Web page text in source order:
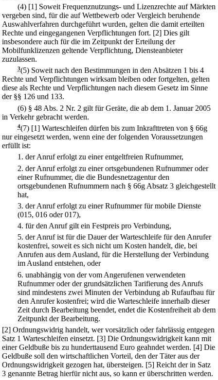
(4) [1] Soweit Frequenznutzungs- und Lizenzrechte auf Märkten
vergeben sind, für die auf Wettbewerb oder Vergleich beruhende
Auswahlverfahren durchgeführt wurden, gelten die damit erteilten
Rechte und eingegangenen Verpflichtungen fort. [2] Dies gilt
insbesondere auch für die im Zeitpunkt der Erteilung der
Mobilfunklizenzen geltende Verpflichtung, Diensteanbieter
zuzulassen.
3(5) Soweit nach den Bestimmungen in den Absätzen 1 bis 4
Rechte und Verpflichtungen wirksam bleiben oder fortgelten, gelten
diese als Rechte und Verpflichtungen nach diesem Gesetz im Sinne
der §§ 126 und 133.
(6) § 48 Abs. 2 Nr. 2 gilt für Geräte, die ab dem 1. Januar 2005
in Verkehr gebracht werden.
4(7) [1] Warteschleifen dürfen bis zum Inkrafttreten von § 66g
nur eingesetzt werden, wenn eine der folgenden Voraussetzungen
erfüllt ist:
1. der Anruf erfolgt zu einer entgeltfreien Rufnummer,
2. der Anruf erfolgt zu einer ortsgebundenen Rufnummer oder
einer Rufnummer, die die Bundesnetzagentur den
ortsgebundenen Rufnummern nach § 66g Absatz 3 gleichgestellt
hat,
3. der Anruf erfolgt zu einer Rufnummer für mobile Dienste
(015, 016 oder 017),
4. für den Anruf gilt ein Festpreis pro Verbindung,
5. der Anruf ist für die Dauer der Warteschleife für den Anrufer
kostenfrei, soweit es sich nicht um Kosten handelt, die, bei
Anrufen aus dem Ausland, für die Herstellung der Verbindung
im Ausland entstehen, oder
6. unabhängig von der vom Angerufenen verwendeten
Rufnummer oder der grundsätzlichen Tarifierung des Anrufs
sind mindestens zwei Minuten der Verbindung ab Rufaufbau für
den Anrufer kostenfrei; wird die Warteschleife innerhalb dieser
Zeit durch Bearbeitung beendet, endet die Kostenfreiheit ab dem
Zeitpunkt der Bearbeitung.
[2] Ordnungswidrig handelt, wer vorsätzlich oder fahrlässig entgegen
Satz 1 Warteschleifen einsetzt. [3] Die Ordnungswidrigkeit kann mit
einer Geldbuße bis zu hunderttausend Euro geahndet werden. [4] Die
Geldbuße soll den wirtschaftlichen Vorteil, den der Täter aus der
Ordnungswidrigkeit gezogen hat, übersteigen. [5] Reicht der in Satz
3 genannte Betrag hierfür nicht aus, so kann er überschritten werden.